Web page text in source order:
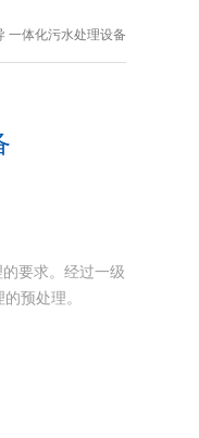
一体化污水处理设备
要求。经过一级
预处理。
以上，使有